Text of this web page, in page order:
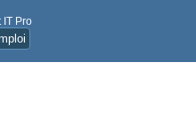
IT Pro